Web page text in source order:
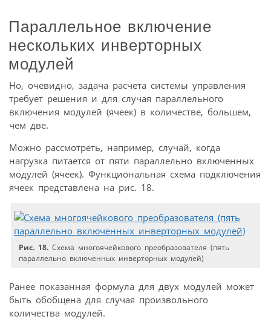
Параллельное включение
нескольких инверторных
модулей
Но, очевидно, задача расчета системы управления
требует решения и для случая параллельного
включения модулей (ячеек) в количестве, большем,
чем две.
Можно рассмотреть, например, случай, когда
нагрузка питается от пяти параллельно включенных
модулей (ячеек). Функциональная схема подключения
ячеек представлена на рис. 18.
Рис. 18. Схема многоячейкового преобразователя (пять
параллельно включенных инверторных модулей)
Ранее показанная формула для двух модулей может
быть обобщена для случая произвольного
количества модулей.